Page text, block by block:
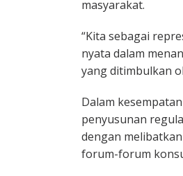
masyarakat.
“Kita sebagai
nyata dalam
yang ditimbulkan
Dalam
penyusunan
dengan
forum-forum